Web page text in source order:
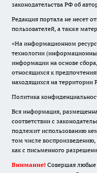
законодательства РФ об
Редакция портала не несет
пользователей, а также
«На информационном
технологии
информации на основе
относящихся к
находящихся на территории
Политика
Вся информация,
соответствии с
подлежит использованию
том числе
как с письменного
Внимание! Совершая любые